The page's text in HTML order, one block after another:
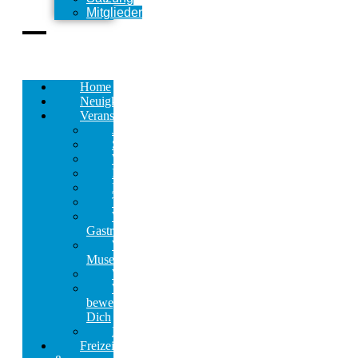
Mitglieder
Home
Neuigkeiten
Veranstaltungen
Jahresprogramm
Stadtrundfahrten
Wanderungen
FamilienWetter
Neujahrskonzert
TheaterAbo
Wetteraner
GastroTour
Wetteraner
Museumstag
Weihnachtsmarkt
Wetter
bewegt
Dich
Kalender
Freizeit